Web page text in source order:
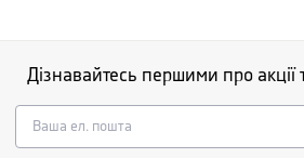
Дізнавайтесь першими про акції